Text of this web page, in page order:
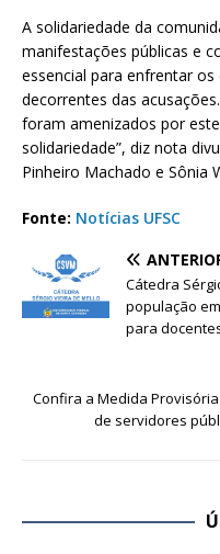
A solidariedade da
manifestações públicas e
essencial para enfrentar
decorrentes das
foram amenizados por
solidariedade”, diz nota
Pinheiro Machado e Sônia
Fonte: Notícias UFSC
Cátedra
população
para
Confira a Medida
de servidores